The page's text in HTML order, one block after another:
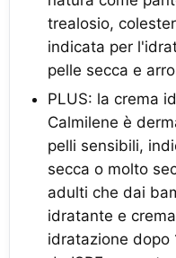
trealosio,
indicata per
pelle secca e
PLUS: la crema
Calmilene è
pelli sensibili,
secca o molto
adulti che dai
idratante e
idratazione